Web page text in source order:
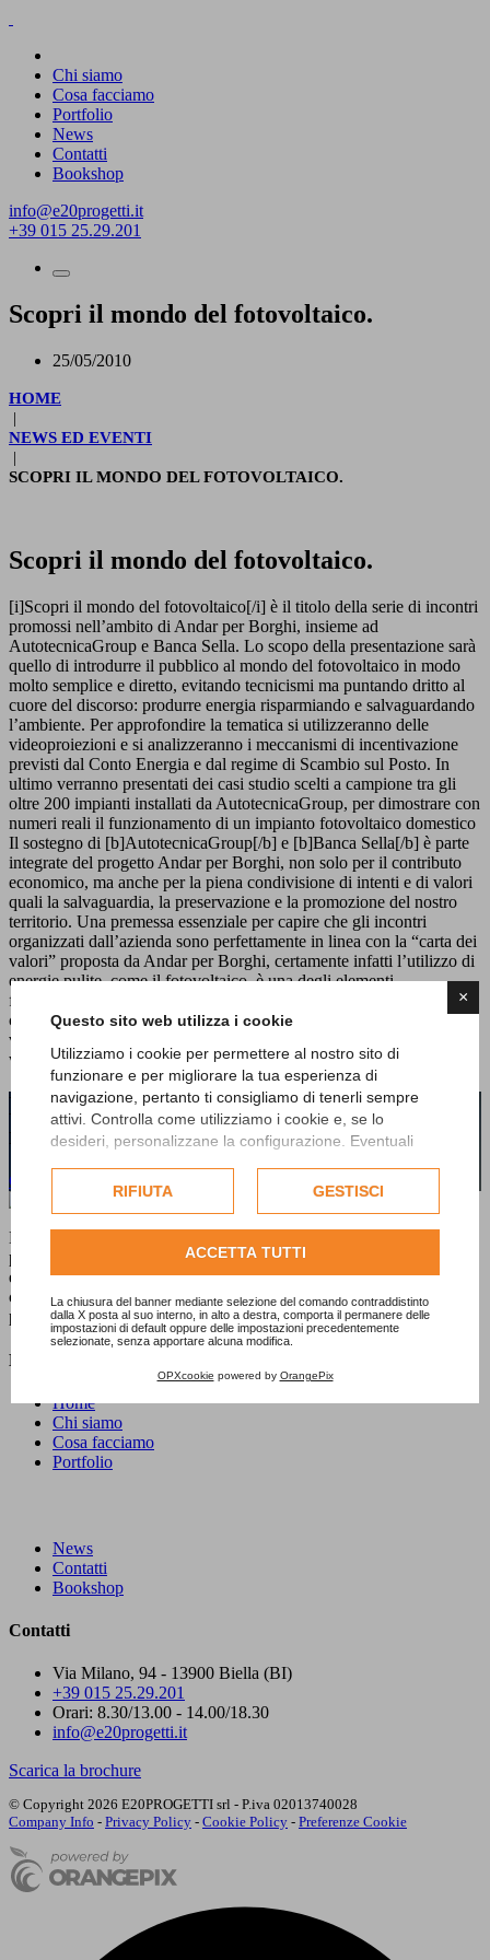
×
Questo sito web utilizza i cookie
Utilizziamo i cookie per permettere al nostro sito di
funzionare e per migliorare la tua esperienza di
navigazione, pertanto ti consigliamo di tenerli sempre
attivi. Controlla come utilizziamo i cookie e, se lo
desideri, personalizzane la configurazione. Eventuali
esclusivamente previa acquisizione del consenso
RIFIUTA GESTISCI
ACCETTA TUTTI
La chiusura del banner mediante selezione del comando contraddistinto
dalla X posta al suo interno, in alto a destra, comporta il permanere delle
impostazioni di default oppure delle impostazioni precedentemente
selezionate, senza apportare alcuna modifica.
OPXcookie powered by OrangePix
Chi siamo
Cosa facciamo
Portfolio
News
Contatti
Bookshop
info@e20progetti.it
+39 015 25.29.201
Scopri il mondo del fotovoltaico.
25/05/2010
HOME
|
NEWS ED EVENTI
|
SCOPRI IL MONDO DEL FOTOVOLTAICO.
Scopri il mondo del fotovoltaico.
[i]Scopri il mondo del fotovoltaico[/i] è il titolo della serie di incontri
promossi nell’ambito di Andar per Borghi, insieme ad
AutotecnicaGroup e Banca Sella. Lo scopo della presentazione sarà
quello di introdurre il pubblico al mondo del fotovoltaico in modo
molto semplice e diretto, evitando tecnicismi ma puntando dritto al
cuore del discorso: produrre energia risparmiando e salvaguardando
l’ambiente. Per approfondire la tematica si utilizzeranno delle
videoproiezioni e si analizzeranno i meccanismi di incentivazione
previsti dal Conto Energia e dal regime di Scambio sul Posto. In
ultimo verranno presentati dei casi studio scelti a campione tra gli
oltre 200 impianti installati da AutotecnicaGroup, per dimostrare con
numeri reali il funzionamento di un impianto fotovoltaico domestico
Il sostegno di [b]AutotecnicaGroup[/b] e [b]Banca Sella[/b] è parte
integrate del progetto Andar per Borghi, non solo per il contributo
economico, ma anche per la piena condivisione di intenti e di valori
quali la salvaguardia, la preservazione e la promozione del nostro
territorio. Una premessa essenziale per capire che gli incontri
organizzati dall’azienda sono perfettamente in linea con la “carta dei
valori” proposta da Andar per Borghi, certamente infatti l’utilizzo di
energie pulite, come il fotovoltaico, è una degli elementi
fondamentali nella tutela del patrimonio naturalistico, e di
conseguenza di quello culturale. Info: AutotecnicaGroup Numero
verde 800 144 936 autotecnica@autotecnicagroup.it
www.autotecnicagroup.it
Hai bisogno di maggiori informazioni sui
nostri prodotti o servizi?
Contattaci subito!
Dal 1992
promozione, nella realizzazione di materiali e nell'ideazione di
eventi, mostre e libri per enti pubblici e aziende private. Un'attività
che da sempre svolge dedicando grande attenzione al territorio
piemontese nel suo insieme produttivo e culturale.
Menu
Home
Chi siamo
Cosa facciamo
Portfolio
News
Contatti
Bookshop
Contatti
Via Milano, 94 - 13900 Biella (BI)
+39 015 25.29.201
Orari: 8.30/13.00 - 14.00/18.30
info@e20progetti.it
Scarica la brochure
© Copyright 2026 E20PROGETTI srl - P.iva 02013740028
Company Info - Privacy Policy - Cookie Policy - Preferenze Cookie